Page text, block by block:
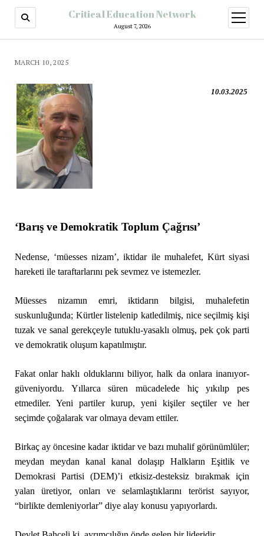
Critical Education Network
August 7, 2026
MARCH 10, 2025
10.03.2025
‘Barış ve Demokratik Toplum Çağrısı’
Nedense, ‘müesses nizam’, iktidar ile muhalefet, Kürt siyasi
hareketi ile taraftarlarını pek sevmez ve istemezler.
Müesses nizamın emri, iktidarın bilgisi, muhalefetin
suskunluğunda; Kürtler listelenip katledilmiş, nice seçilmiş kişi
tuzak ve sanal gerekçeyle tutuklu-yasaklı olmuş, pek çok parti
ve demokratik oluşum kapatılmıştır.
Fakat onlar haklı olduklarını biliyor, halk da onlara inanıyor-
güveniyordu. Yıllarca süren mücadelede hiç yıkılıp pes
etmediler. Yeni partiler kurup, yeni kişiler seçtiler ve her
seçimde çoğalarak var olmaya devam ettiler.
Birkaç ay öncesine kadar iktidar ve bazı muhalif görünümlüler;
meydan meydan kanal kanal dolaşıp Halkların Eşitlik ve
Demokrasi Partisi (DEM)’i etkisiz-desteksiz bırakmak için
yalan üretiyor, onları ve selamlaştıklarını terörist sayıyor,
“birlikte demleniyorlar” diye alay konusu yapıyorlardı.